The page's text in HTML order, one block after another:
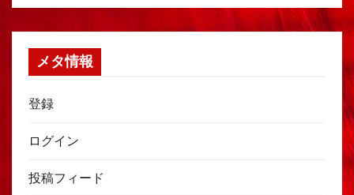
メタ情報
登録
ログイン
投稿フィード